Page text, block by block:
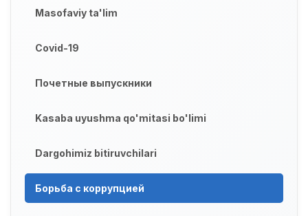
Masofaviy ta'lim
Covid-19
Почетные выпускники
Kasaba uyushma qo'mitasi bo'limi
Dargohimiz bitiruvchilari
Борьба с коррупцией